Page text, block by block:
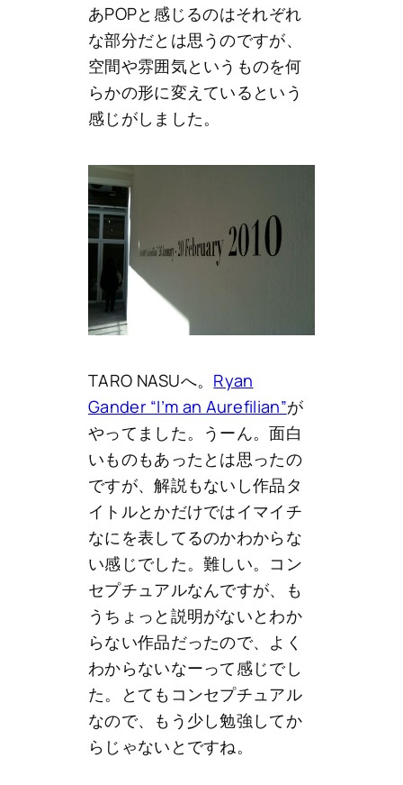
あPOPと感じるのはそれぞれ
な部分だとは思うのですが、
空間や雰囲気というものを何
らかの形に変えているという
感じがしました。
TARO NASUへ。 Ryan
Gander “I’m an Aurefilian”が
やってました。うーん。面白
いものもあったとは思ったの
ですが、解説もないし作品タ
イトルとかだけではイマイチ
なにを表してるのかわからな
い感じでした。難しい。コン
セプチュアルなんですが、も
うちょっと説明がないとわか
らない作品だったので、よく
わからないなーって感じでし
た。とてもコンセプチュアル
なので、もう少し勉強してか
らじゃないとですね。